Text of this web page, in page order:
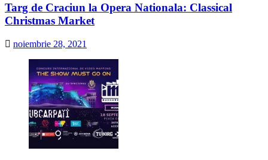
Targ de Craciun la Opera Nationala: Classical
Christmas Market
noiembrie 28, 2021